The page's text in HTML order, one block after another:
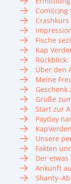
Crashkurs
Fische
Kap
Rückblick:
Über den
Meine
Geschenk
Grüße
Start zur
Payday
Unsere
Fakten
Der
Ankunft